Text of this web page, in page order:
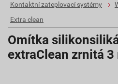
Kontaktní zateplovací systémy
Extra clean
Omítka
extraClean zrnitá 3